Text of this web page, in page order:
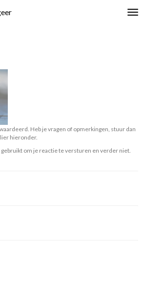
Heb je vragen of opmerkingen, stuur dan
hieronder.
om je reactie te versturen en verder niet.